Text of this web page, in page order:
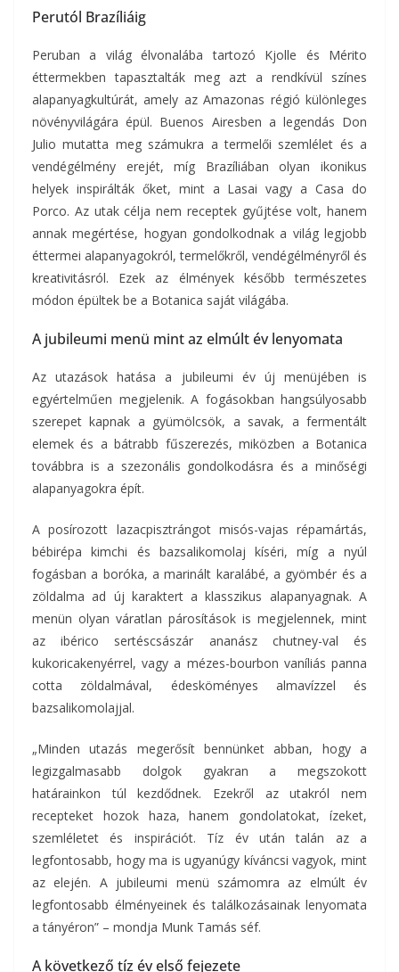
Perutól Brazíliáig
Peruban a világ élvonalába tartozó Kjolle és Mérito
éttermekben tapasztalták meg azt a rendkívül színes
alapanyagkultúrát, amely az Amazonas régió különleges
növényvilágára épül. Buenos Airesben a legendás Don
Julio mutatta meg számukra a termelői szemlélet és a
vendégélmény erejét, míg Brazíliában olyan ikonikus
helyek inspirálták őket, mint a Lasai vagy a Casa do
Porco. Az utak célja nem receptek gyűjtése volt, hanem
annak megértése, hogyan gondolkodnak a világ legjobb
éttermei alapanyagokról, termelőkről, vendégélményről és
kreativitásról. Ezek az élmények később természetes
módon épültek be a Botanica saját világába.
A jubileumi menü mint az elmúlt év lenyomata
Az utazások hatása a jubileumi év új menüjében is
egyértelműen megjelenik. A fogásokban hangsúlyosabb
szerepet kapnak a gyümölcsök, a savak, a fermentált
elemek és a bátrabb fűszerezés, miközben a Botanica
továbbra is a szezonális gondolkodásra és a minőségi
alapanyagokra épít.
A posírozott lazacpisztrángot misós-vajas répamártás,
bébirépa kimchi és bazsalikomolaj kíséri, míg a nyúl
fogásban a boróka, a marinált karalábé, a gyömbér és a
zöldalma ad új karaktert a klasszikus alapanyagnak. A
menün olyan váratlan párosítások is megjelennek, mint
az ibérico sertéscsászár ananász chutney-val és
kukoricakenyérrel, vagy a mézes-bourbon vaníliás panna
cotta zöldalmával, édesköményes almavízzel és
bazsalikomolajjal.
„Minden utazás megerősít bennünket abban, hogy a
legizgalmasabb dolgok gyakran a megszokott
határainkon túl kezdődnek. Ezekről az utakról nem
recepteket hozok haza, hanem gondolatokat, ízeket,
szemléletet és inspirációt. Tíz év után talán az a
legfontosabb, hogy ma is ugyanúgy kíváncsi vagyok, mint
az elején. A jubileumi menü számomra az elmúlt év
legfontosabb élményeinek és találkozásainak lenyomata
a tányéron” – mondja Munk Tamás séf.
A következő tíz év első fejezete